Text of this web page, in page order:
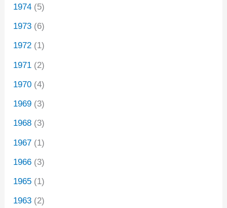
1974 (5)
1973 (6)
1972 (1)
1971 (2)
1970 (4)
1969 (3)
1968 (3)
1967 (1)
1966 (3)
1965 (1)
1963 (2)